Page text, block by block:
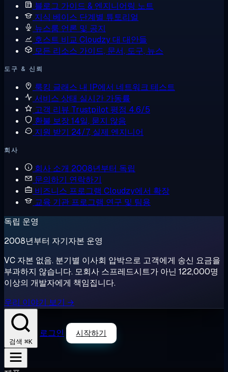
블로그 가이드 & 엔지니어링 노트
지식 베이스 단계별 튜토리얼
뉴스룸 언론 및 공지
호스트 비교 Cloudzy 대 대안들
모든 리소스 가이드, 문서, 도구, 뉴스
도구 & 신뢰
룩킹 글래스 내 IP에서 네트워크 테스트
서비스 상태 실시간 가동률
고객 리뷰 Trustpilot 평점 4.6/5
환불 보장14일, 묻지 않음
지원 받기 24/7, 실제 엔지니어
회사
회사 소개 2008년부터 독립
문의하기 연락하기
비즈니스 프로그램 Cloudzy에서 확장
교육 기관 프로그램 연구 및 팀용
독립 운영
2008년부터 자기자본 운영
VC 자본 없음. 분기별 이사회 압박으로 고객에게 송신 요금을
부과하지 않습니다. 모회사 스프레드시트가 아닌 122,000명
이상의 개발자에게 책임집니다.
우리 이야기 보기 →
검색 ⌘K
로그인 시작하기